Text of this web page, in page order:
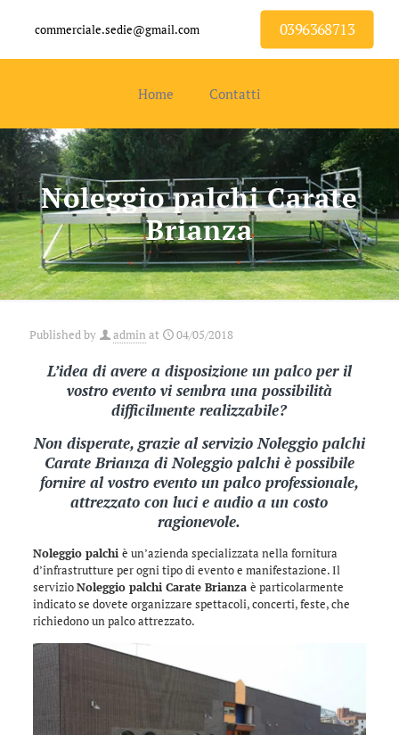
commerciale.sedie@gmail.com 0396368713
Home Contatti
Noleggio palchi Carate
Brianza
Published by admin at 04/05/2018
L’idea di avere a disposizione un palco per il
vostro evento vi sembra una possibilità
difficilmente realizzabile?
Non disperate, grazie al servizio Noleggio palchi
Carate Brianza diNoleggio palchiè possibile
fornire al vostro evento un palco professionale,
attrezzato con luci e audio a un costo
ragionevole.
Noleggio palchi è un’azienda specializzata nella fornitura
d’infrastrutture per ogni tipo di evento e manifestazione. Il
servizioNoleggio palchi Carate Brianza è particolarmente
indicato se dovete organizzare spettacoli, concerti, feste, che
richiedono un palco attrezzato.